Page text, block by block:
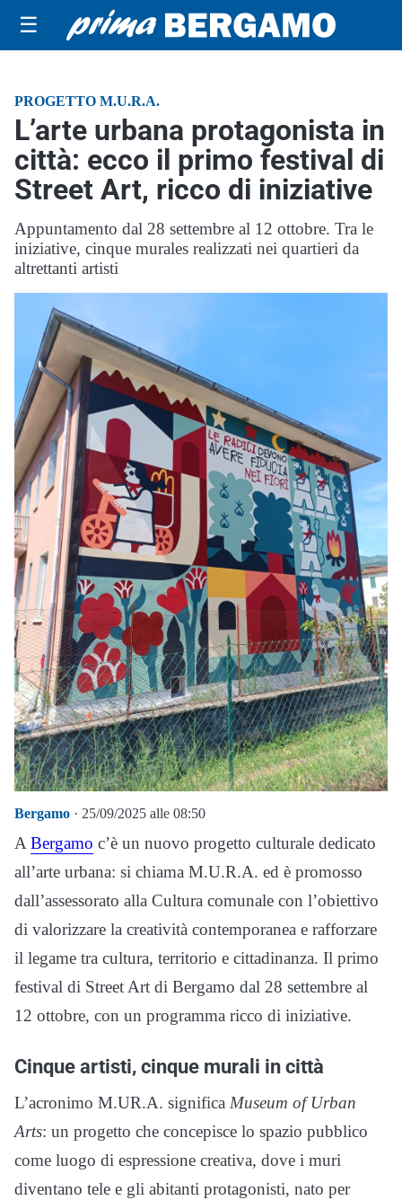
☰
PROGETTO M.U.R.A.
L’arte urbana protagonista in
città: ecco il primo festival di
Street Art, ricco di iniziative
Appuntamento dal 28 settembre al 12 ottobre. Tra le
iniziative, cinque murales realizzati nei quartieri da
altrettanti artisti
Bergamo · 25/09/2025 alle 08:50
A Bergamo c’è un nuovo progetto culturale dedicato
all’arte urbana: si chiama M.U.R.A. ed è promosso
dall’assessorato alla Cultura comunale con l’obiettivo
di valorizzare la creatività contemporanea e rafforzare
il legame tra cultura, territorio e cittadinanza. Il primo
festival di Street Art di Bergamo dal 28 settembre al
12 ottobre, con un programma ricco di iniziative.
Cinque artisti, cinque murali in città
L’acronimo M.UR.A. significa Museum of Urban
Arts: un progetto che concepisce lo spazio pubblico
come luogo di espressione creativa, dove i muri
diventano tele e gli abitanti protagonisti, nato per